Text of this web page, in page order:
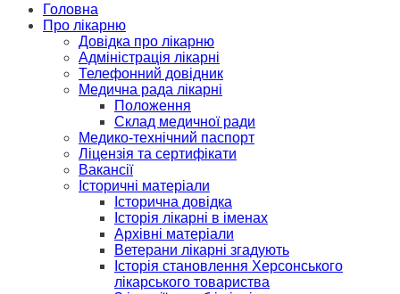
Головна
Про лікарню
Довідка про лікарню
Адміністрація лікарні
Телефонний довідник
Медична рада лікарні
Положення
Склад медичної ради
Медико-технічний паспорт
Ліцензія та сертифікати
Вакансії
Історичні матеріали
Історична довідка
Історія лікарні в іменах
Архівні матеріали
Ветерани лікарні згадують
Історія становлення Херсонського
лікарського товариства